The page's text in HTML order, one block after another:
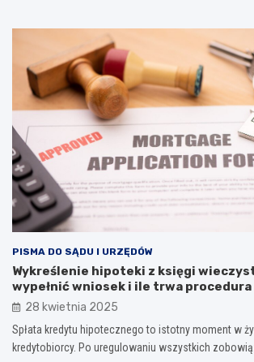
PISMA DO SĄDU I URZĘDÓW
Wykreślenie hipoteki z księgi
wypełnić wniosek i ile trwa procedura
28 kwietnia 2025
Spłata kredytu hipotecznego to istotny moment w
kredytobiorcy. Po uregulowaniu wszystkich